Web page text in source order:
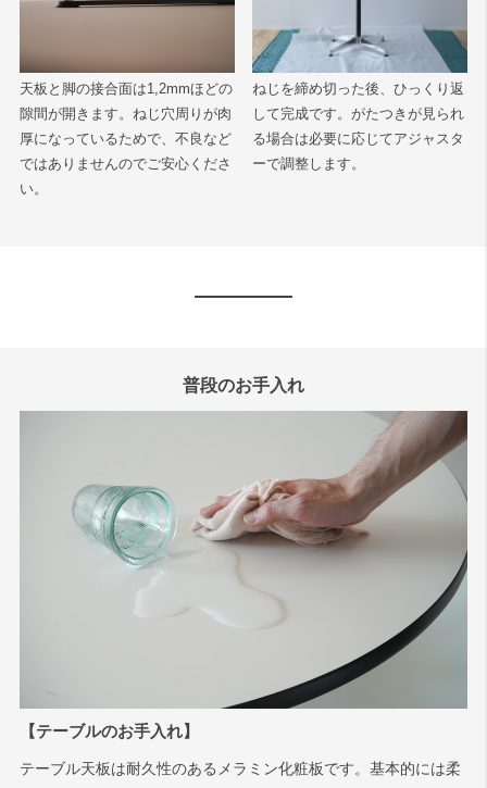
天板と脚の接合面は1,2mmほどの
隙間が開きます。ねじ穴周りが肉
厚になっているためで、不良など
ではありませんのでご安心くださ
い。
ねじを締め切った後、ひっくり返
して完成です。がたつきが見られ
る場合は必要に応じてアジャスタ
ーで調整します。
普段のお手入れ
【テーブルのお手入れ】
テーブル天板は耐久性のあるメラミン化粧板です。基本的には柔